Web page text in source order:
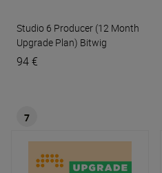
Studio 6 Producer (12 Month
Upgrade Plan) Bitwig
94 €
7